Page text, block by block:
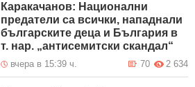
Каракачанов: Национални
предатели са всички, нападнали
българските деца и България в
т. нар. „антисемитски скандал“
вчера в 15:39 ч. 2 634
70